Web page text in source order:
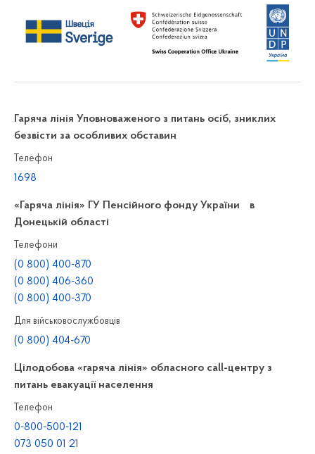
Гаряча лінія Уповноваженого з питань осіб, зниклих
безвісти за особливих обставин
Телефон
1698
«Гаряча лінія» ГУ Пенсійного фонду України в
Донецькій області
Телефони
(0 800) 400-870
(0 800) 406-360
(0 800) 400-370
Для військовослужбовців
(0 800) 404-670
Цілодобова «гаряча лінія» обласного call-центру з
питань евакуації населення
Телефон
0-800-500-121
073 050 01 21